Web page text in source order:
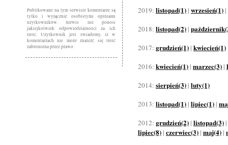
Publikowane na tym serwisie komentarze są
tylko i wyłącznie osobistymi opiniami
użytkowników. Serwis nie ponosi
jakiejkolwiek odpowiedzialności za ich
treść. Użytkownik jest świadomy, iż w
komentarzach nie może znaleźć się treść
zabroniona przez prawo.
2019: listopad(1) | wrzesień(1) |
2018: listopad(2) |
2017: grudzień(1) | kwiecień(1)
2016: kwiecień(1) | marzec(3) |
2014: sierpień(3) | luty(1)
2013: listopad(1) | lipiec(1) |
2012: grudzień(2) | listopad(3) |
lipiec(8) | czerwiec(3) | maj(4) |